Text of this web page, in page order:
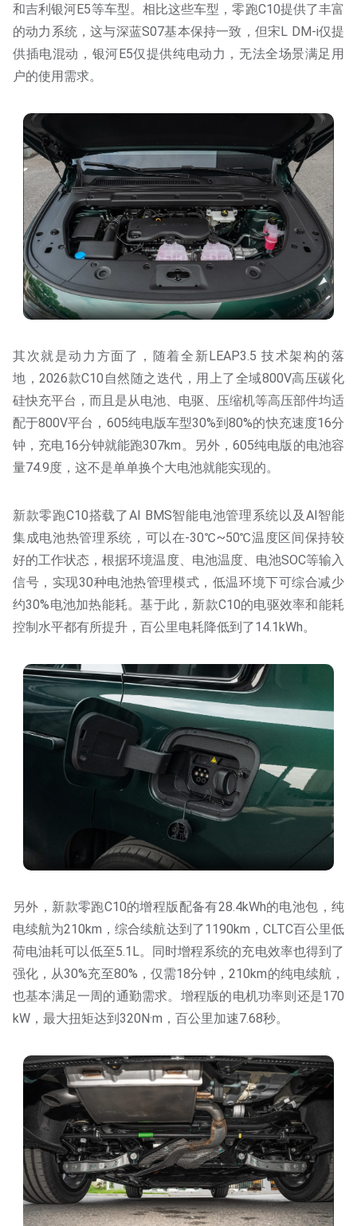
和吉利银河E5等车型。相比这些车型，零跑C10提供了丰富
的动力系统，这与深蓝S07基本保持一致，但宋L DM-i仅提
供插电混动，银河E5仅提供纯电动力，无法全场景满足用
户的使用需求。
其次就是动力方面了，随着全新LEAP3.5 技术架构的落
地，2026款C10自然随之迭代，用上了全域800V高压碳化
硅快充平台，而且是从电池、电驱、压缩机等高压部件均适
配于800V平台，605纯电版车型30%到80%的快充速度16分
钟，充电16分钟就能跑307km。另外，605纯电版的电池容
量74.9度，这不是单单换个大电池就能实现的。
新款零跑C10搭载了AI BMS智能电池管理系统以及AI智能
集成电池热管理系统，可以在-30℃~50℃温度区间保持较
好的工作状态，根据环境温度、电池温度、电池SOC等输入
信号，实现30种电池热管理模式，低温环境下可综合减少
约30%电池加热能耗。基于此，新款C10的电驱效率和能耗
控制水平都有所提升，百公里电耗降低到了14.1kWh。
另外，新款零跑C10的增程版配备有28.4kWh的电池包，纯
电续航为210km，综合续航达到了1190km，CLTC百公里低
荷电油耗可以低至5.1L。同时增程系统的充电效率也得到了
强化，从30%充至80%，仅需18分钟，210km的纯电续航，
也基本满足一周的通勤需求。增程版的电机功率则还是170
kW，最大扭矩达到320N·m，百公里加速7.68秒。